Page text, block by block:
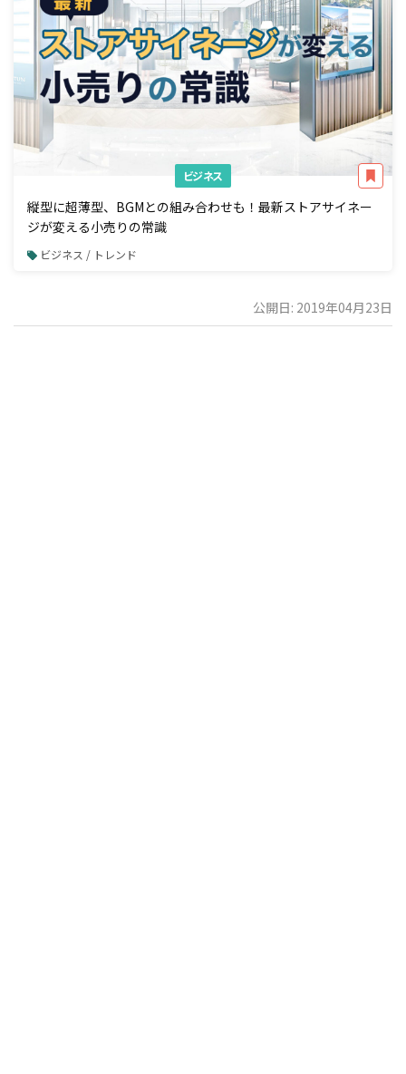
ビジネス
縦型に超薄型、BGMとの組み合わせも！最新ストアサイネー
ジが変える小売りの常識
ビジネス / トレンド
公開日: 2019年04月23日